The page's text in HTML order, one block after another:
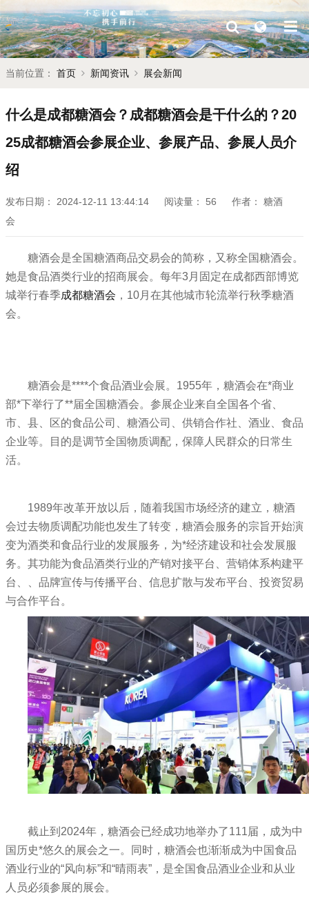
当前位置： 首页 新闻资讯 展会新闻
什么是成都糖酒会？成都糖酒会是干什么的？20
25成都糖酒会参展企业、参展产品、参展人员介
绍
发布日期： 2024-12-11 13:44:14 阅读量： 56 作者：
糖酒
会
糖酒会是全国糖酒商品交易会的简称，又称全国糖酒会。
她是食品酒类行业的招商展会。每年3月固定在成都西部博览
城举行春季成都糖酒会 ，10月在其他城市轮流举行秋季糖酒
会。
糖酒会是****个食品酒业会展。1955年，糖酒会在*商业
部*下举行了**届全国糖酒会。参展企业来自全国各个省、
市、县、区的食品公司、糖酒公司、供销合作社、酒业、食品
企业等。目的是调节全国物质调配，保障人民群众的日常生
活。
1989年改革开放以后，随着我国市场经济的建立，糖酒
会过去物质调配功能也发生了转变，糖酒会服务的宗旨开始演
变为酒类和食品行业的发展服务，为*经济建设和社会发展服
务。其功能为食品酒类行业的产销对接平台、营销体系构建平
台、、品牌宣传与传播平台、信息扩散与发布平台、投资贸易
与合作平台。
截止到2024年，糖酒会已经成功地举办了111届，成为中
国历史*悠久的展会之一。同时，糖酒会也渐渐成为中国食品
酒业行业的“风向标”和“晴雨表”，是全国食品酒业企业和从业
人员必须参展的展会。